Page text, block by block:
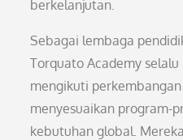
berkelanjutan.
Sebagai lembaga
Torquato Academy
mengikuti
menyesuaikan program-
kebutuhan global.